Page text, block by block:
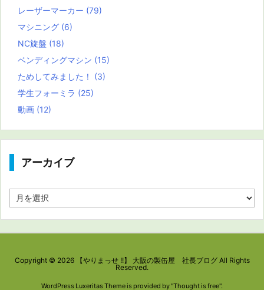
レーザーマーカー (79)
マシニング (6)
NC旋盤 (18)
ベンディングマシン (15)
ためしてみました！ (3)
学生フォーミラ (25)
動画 (12)
アーカイブ
ー
Copyright © 2026 【やりまっせ !!】 大阪の製缶屋 社長ブログAll Rights
Reserved.
WordPress Luxeritas Theme is provided by "Thought is free".